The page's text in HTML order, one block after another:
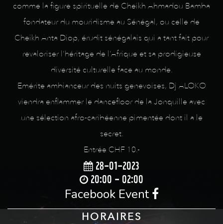
comme la figure spirituelle de Cheikh Ahmadou Bamba
fondateur du mouridisme au Sénégal, ou celle de
Cheikh Anta Diop, érudit sénégalais qui a tant fait pour
revaloriser l’héritage de l’Afrique et sa prodigieuse
diversité culturelle face au monde.
Emérite ambianceur des nuits genevoises, Dj ALOKO
viendra enflammer le dancefloor de la Jonquille avec
une sélection afro-caribéenne pimentée dont il a le
secret.
Entrée CHF 10.-
28-01-2023
20:00 - 02:00
Facebook Event
HORAIRES